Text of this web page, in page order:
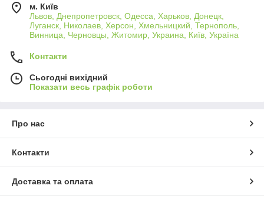
м. Київ
Львов, Днепропетровск, Одесса, Харьков, Донецк,
Луганск, Николаев, Херсон, Хмельницкий, Тернополь,
Винница, Черновцы, Житомир, Украина, Київ, Україна
Контакти
Сьогодні вихідний
Показати весь графік роботи
Про нас
Контакти
Доставка та оплата